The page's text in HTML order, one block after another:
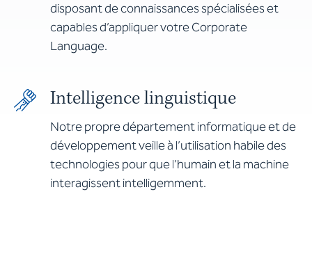
disposant de connaissances spécialisées et
capables d’appliquer votre Corporate
Language.
Intelligence linguistique
Notre propre département informatique et de
développement veille à l’utilisation habile des
technologies pour que l’humain et la machine
interagissent intelligemment.